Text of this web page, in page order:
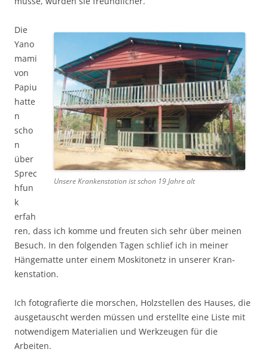
Unsere Krankenstation ist schon 19 Jahre alt
Die
Yano
mami
von
Papiu
hatte
n
scho
n
über
Sprec
hfun
k
erfah
ren, dass ich komme und freuten sich sehr über meinen
Besuch. In den folgenden Tagen schlief ich in meiner
Hängematte unter einem Moskitonetz in unserer Kran-
kenstation.
Ich fotografierte die morschen, Holzstellen des Hauses, die
ausgetauscht werden müssen und erstellte eine Liste mit
notwendigem Materialien und Werkzeugen für die
Arbeiten.